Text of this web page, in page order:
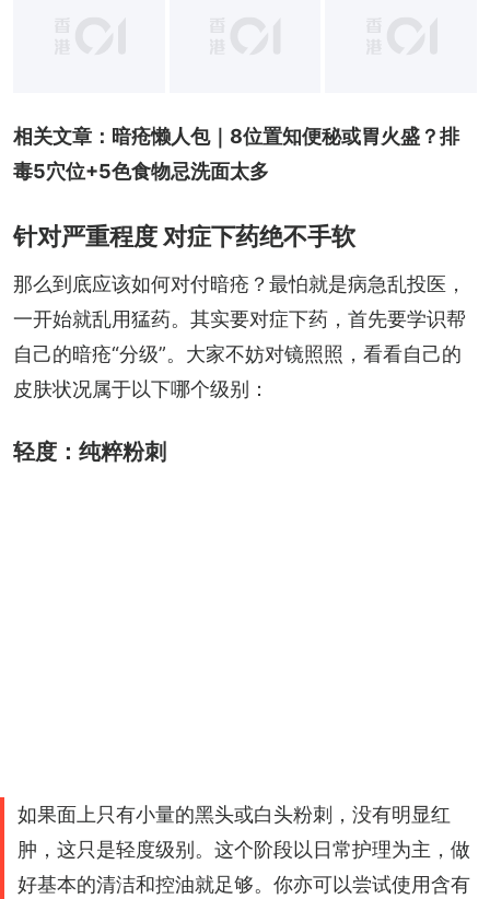
+10
相关文章： 暗疮懒人包｜8位置知便秘或胃火盛？排
毒5穴位+5色食物忌洗面太多
针对严重程度 对症下药绝不手软
那么到底应该如何对付暗疮？最怕就是病急乱投医，
一开始就乱用猛药。其实要对症下药，首先要学识帮
自己的暗疮“分级”。大家不妨对镜照照，看看自己的
皮肤状况属于以下哪个级别：
轻度：纯粹粉刺
如果面上只有小量的黑头或白头粉刺，没有明显红
肿，这只是轻度级别。这个阶段以日常护理为主，做
好基本的清洁和控油就足够。你亦可以尝试使用含有